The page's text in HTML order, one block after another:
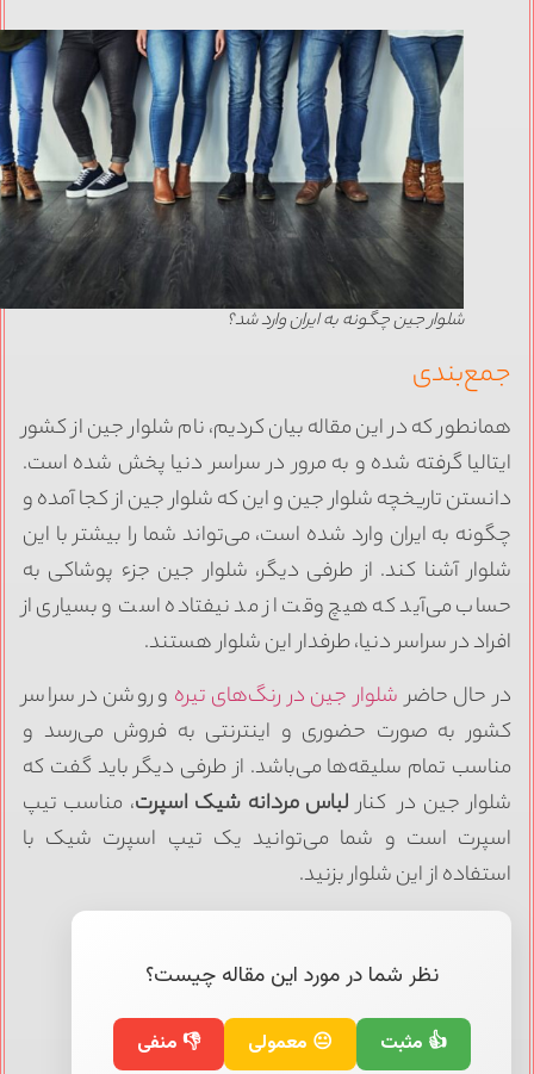
شلوار جین چگونه به ایران وارد شد؟
که در این مقاله بیان کردیم، نام شلوار جین از کشور
گرفته شده و به مرور در سراسر دنیا پخش شده است.
تاریخچه شلوار جین و این که شلوار جین از کجا آمده و
به ایران وارد شده است، می‌تواند شما را بیشتر با این
آشنا کند. از طرفی دیگر، شلوار جین جزء پوشاکی به
می‌آید که هیچ وقت از مد نیفتاده است و بسیاری از
در سراسر دنیا، طرفدار این شلوار هستند.
حال حاضرشلوار جین در رنگ‌های تیرهو روشن در سراسر
به صورت حضوری و اینترنتی به فروش می‌رسد و
تمام سلیقه‌ها می‌باشد. از طرفی دیگر باید گفت که
جین در کنارلباس مردانه شیک اسپرت، مناسب تیپ
است و شما می‌توانید یک تیپ اسپرت شیک با
از این شلوار بزنید.
نظر شما در مورد این مقاله چیست؟
👍 مثبت 😐 معمولی 👎 منفی